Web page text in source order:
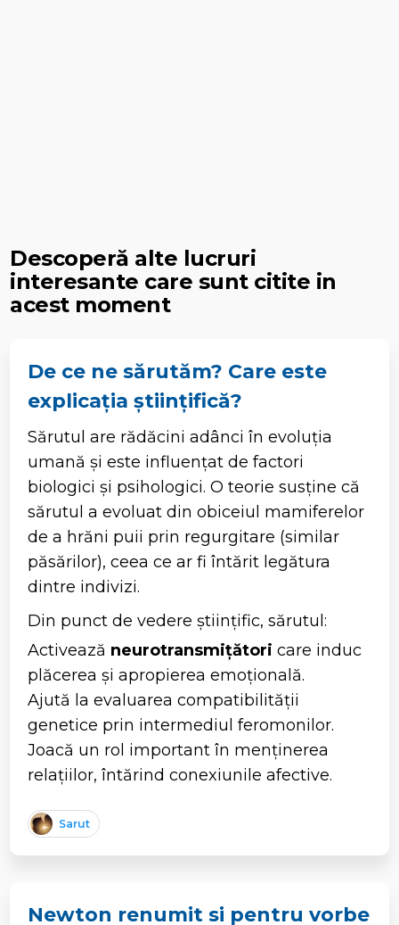
Descoperă alte lucruri
interesante care sunt citite in
acest moment
De ce ne sărutăm? Care este
explicația științifică?
Sărutul are rădăcini adânci în evoluția
umană și este influențat de factori
biologici și psihologici. O teorie susține că
sărutul a evoluat din obiceiul mamiferelor
de a hrăni puii prin regurgitare (similar
păsărilor), ceea ce ar fi întărit legătura
dintre indivizi.
Din punct de vedere științific, sărutul:
Activează neurotransmițători care induc
plăcerea și apropierea emoțională.
Ajută la evaluarea compatibilității
genetice prin intermediul feromonilor.
Joacă un rol important în menținerea
relațiilor, întărind conexiunile afective.
Sarut
Newton renumit si pentru vorbe